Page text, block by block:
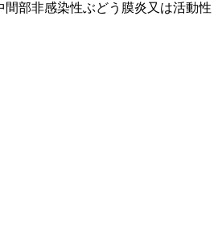
部非感染性ぶどう膜炎又は活動性